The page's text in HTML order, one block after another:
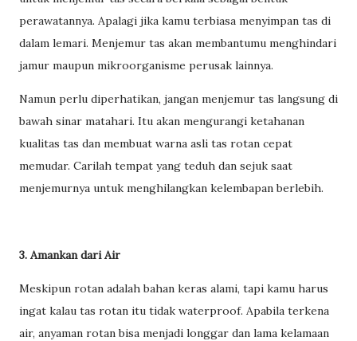
perawatannya. Apalagi jika kamu terbiasa menyimpan tas di
dalam lemari. Menjemur tas akan membantumu menghindari
jamur maupun mikroorganisme perusak lainnya.
Namun perlu diperhatikan, jangan menjemur tas langsung di
bawah sinar matahari. Itu akan mengurangi ketahanan
kualitas tas dan membuat warna asli tas rotan cepat
memudar. Carilah tempat yang teduh dan sejuk saat
menjemurnya untuk menghilangkan kelembapan berlebih.
3. Amankan dari Air
Meskipun rotan adalah bahan keras alami, tapi kamu harus
ingat kalau tas rotan itu tidak waterproof. Apabila terkena
air, anyaman rotan bisa menjadi longgar dan lama kelamaan